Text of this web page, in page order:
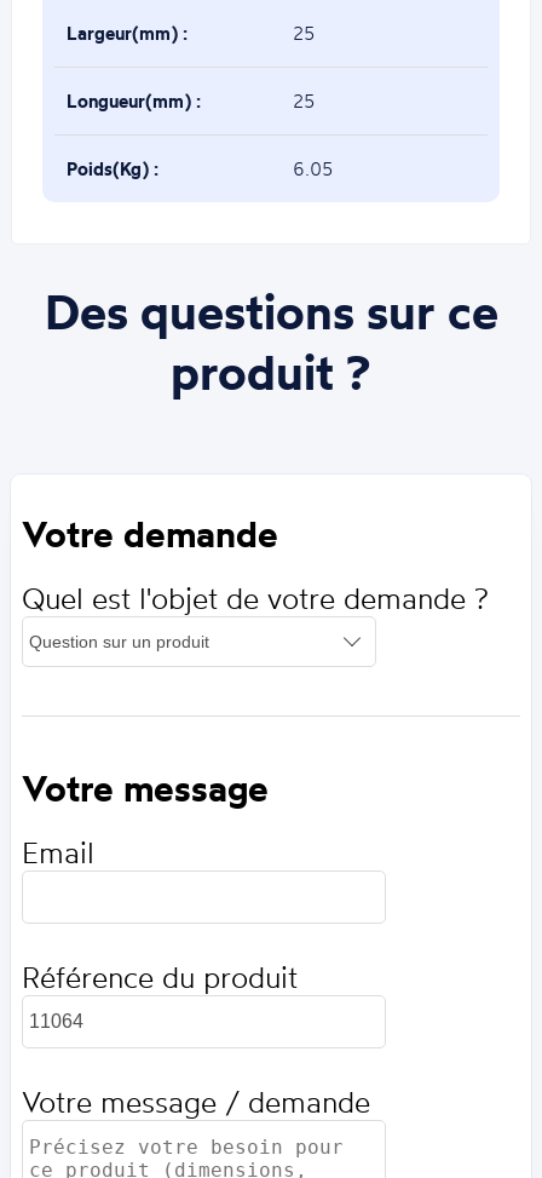
Largeur(mm) : 25
Longueur(mm) : 25
Poids(Kg) : 6.05
Des questions sur ce
produit ?
Votre demande
Quel est l'objet de votre demande ?
Votre message
Email
Référence du produit
Votre message / demande